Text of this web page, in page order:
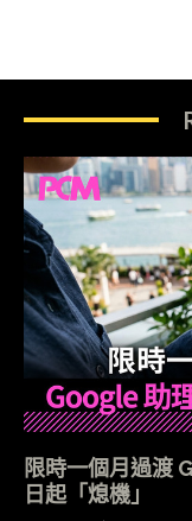
限時一個月過渡
日起「熄機」